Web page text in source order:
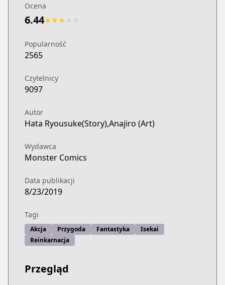
Ocena
6.44★★★
Popularność
2565
Czytelnicy
9097
Autor
Hata Ryousuke(Story),Anajiro (Art)
Wydawca
Monster Comics
Data publikacji
8/23/2019
Tagi
Akcja Przygoda Fantastyka
Isekai
Reinkarnacja
Przegląd